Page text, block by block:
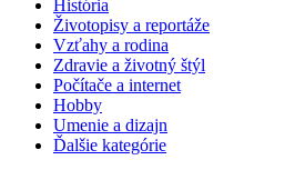
História
Životopisy a reportáže
Vzťahy a rodina
Zdravie a životný štýl
Počítače a internet
Hobby
Umenie a dizajn
Ďalšie kategórie